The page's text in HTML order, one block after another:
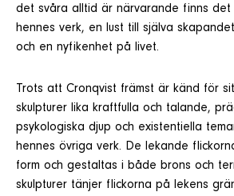
det svåra alltid är närvarande finns det
hennes verk, en lust till själva
och en nyfikenhet på livet.
Trots att Cronqvist främst är känd för
skulpturer lika kraftfulla och talande,
psykologiska djup och existentiella
hennes övriga verk. De lekande
form och gestaltas i både brons och
skulpturer tänjer flickorna på lekens